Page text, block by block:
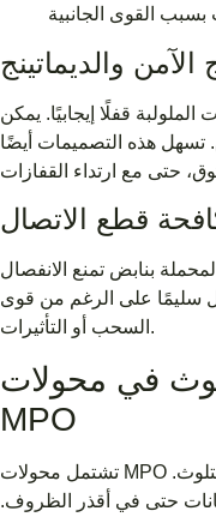
الآمن والديماتينج
قفلًا إيجابيًا. يمكن
تسهل هذه التصميمات أيضًا
قطع الاتصال
المحملة بنابض تمنع الانفصال
سليمًا على الرغم من قوى
السحب أو التأثيرات.
في محولات
MPO
تشتمل محولات MPO القوية على تقنيات متقدمة لمكافحة التلوث.
حتى في أقذر الظروف.